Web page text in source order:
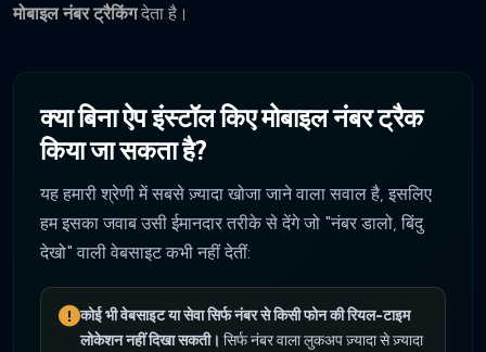
मोबाइल नंबर ट्रैकिंगदेता है।
क्या बिना ऐप इंस्टॉल किए मोबाइल नंबर ट्रैक
किया जा सकता है?
यह हमारी श्रेणी में सबसे ज़्यादा खोजा जाने वाला सवाल है, इसलिए
हम इसका जवाब उसी ईमानदार तरीके से देंगे जो "नंबर डालो, बिंदु
देखो" वाली वेबसाइट कभी नहीं देतीं:
कोई भी वेबसाइट या सेवा सिर्फ नंबर से किसी फोन की रियल-टाइम
लोकेशन नहीं दिखा सकती। सिर्फ नंबर वाला लुकअप ज़्यादा से ज़्यादा